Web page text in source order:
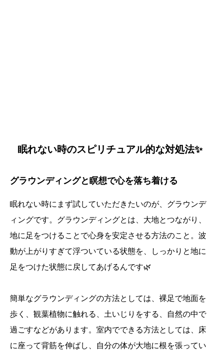
眠れない時のスピリチュアル的な対処法✨
グラウンディングと瞑想で心を落ち着ける
眠れない時にまず試していただきたいのが、グラウンデ
ィングです。グラウンディングとは、大地とつながり、
地に足をつけることで心身を安定させる方法のこと。波
動が上がりすぎて浮ついている状態を、しっかりと地に
足をつけた状態に戻してあげるんです🌿
簡単なグラウンディングの方法としては、裸足で地面を
歩く、観葉植物に触れる、土いじりをする、自然の中で
過ごすなどがあります。室内でできる方法としては、床
に座って背筋を伸ばし、自分の体が大地に根を張ってい